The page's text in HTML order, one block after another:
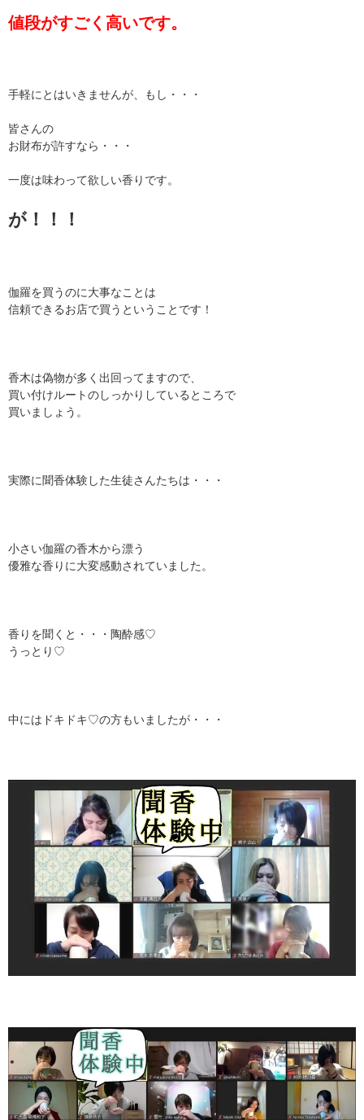
値段がすごく高いです。
手軽にとはいきませんが、もし・・・
皆さんの
お財布が許すなら・・・
一度は味わって欲しい香りです。
が！！！
伽羅を買うのに大事なことは
信頼できるお店で買うということです！
香木は偽物が多く出回ってますので、
買い付けルートのしっかりしているところで
買いましょう。
実際に聞香体験した生徒さんたちは・・・
小さい伽羅の香木から漂う
優雅な香りに大変感動されていました。
香りを聞くと・・・陶酔感♡
うっとり♡
中にはドキドキ♡の方もいましたが・・・